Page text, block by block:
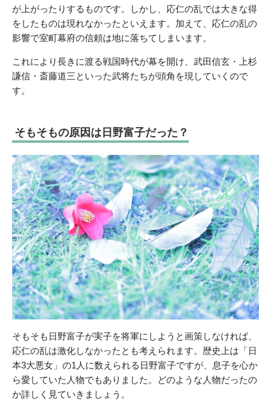
が上がったりするものです。しかし、応仁の乱では大きな得
をしたものは現れなかったといえます。加えて、応仁の乱の
影響で室町幕府の信頼は地に落ちてしまいます。
これにより長きに渡る戦国時代が幕を開け、武田信玄・上杉
謙信・斎藤道三といった武将たちが頭角を現していくので
す。
そもそもの原因は日野富子だった？
そもそも日野富子が実子を将軍にしようと画策しなければ、
応仁の乱は激化しなかったとも考えられます。歴史上は「日
本3大悪女」の1人に数えられる日野富子ですが、息子を心か
ら愛していた人物でもありました。どのような人物だったの
か詳しく見ていきましょう。